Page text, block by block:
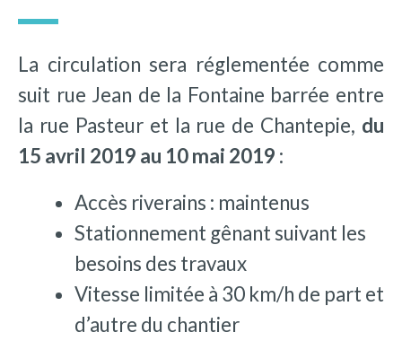
La circulation sera réglementée comme
suit rue Jean de la Fontaine barrée entre
la rue Pasteur et la rue de Chantepie, du
15 avril 2019 au 10 mai 2019 :
Accès riverains : maintenus
Stationnement gênant suivant les
besoins des travaux
Vitesse limitée à 30 km/h de part et
d’autre du chantier